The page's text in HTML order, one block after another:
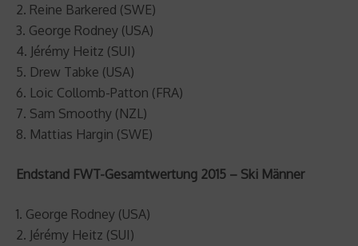
2. Reine Barkered (SWE)
3. George Rodney (USA)
4. Jérémy Heitz (SUI)
5. Drew Tabke (USA)
6. Loic Collomb-Patton (FRA)
7. Sam Smoothy (NZL)
8. Mattias Hargin (SWE)
Endstand FWT-Gesamtwertung 2015 – Ski Männer
1. George Rodney (USA)
2. Jérémy Heitz (SUI)